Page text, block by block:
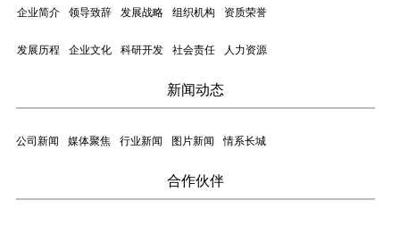
企业简介 领导致辞 发展战略 组织机构 资质荣誉
发展历程 企业文化 科研开发 社会责任 人力资源
新闻动态
公司新闻 媒体聚焦 行业新闻 图片新闻 情系长城
合作伙伴